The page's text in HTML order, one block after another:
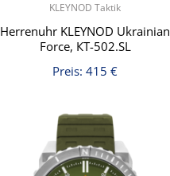
KLEYNOD Taktik
Herrenuhr KLEYNOD Ukrainian
Force, КT-502.SL
Preis:415€